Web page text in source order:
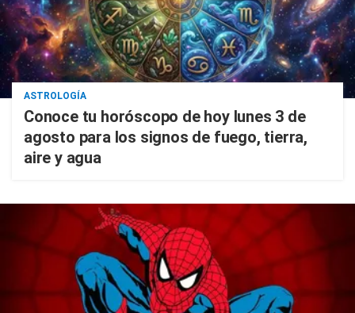
ASTROLOGÍA
Conoce tu horóscopo de hoy lunes 3 de
agosto para los signos de fuego, tierra,
aire y agua